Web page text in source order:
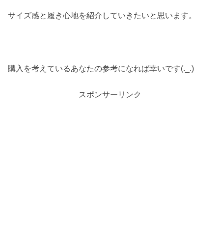
サイズ感と履き心地を紹介していきたいと思います。
購入を考えているあなたの参考になれば幸いです(._.)
スポンサーリンク